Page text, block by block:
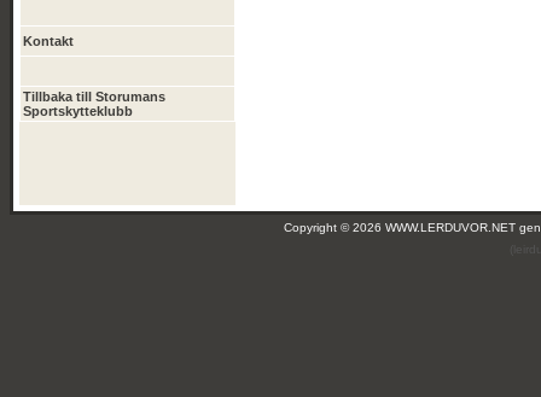
Kontakt
Tillbaka till Storumans
Sportskytteklubb
Copyright © 2026 WWW.LERDUVOR.NET